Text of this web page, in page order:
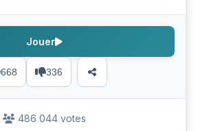
668 336
Jouer
486 044 votes